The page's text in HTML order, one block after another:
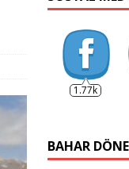
1.77k
BAHAR